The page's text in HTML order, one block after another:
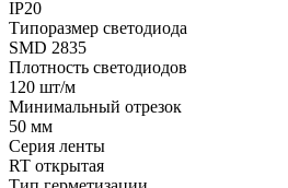
IP20
Типоразмер светодиода
SMD 2835
Плотность светодиодов
120 шт/м
Минимальный отрезок
50 мм
Серия ленты
RT открытая